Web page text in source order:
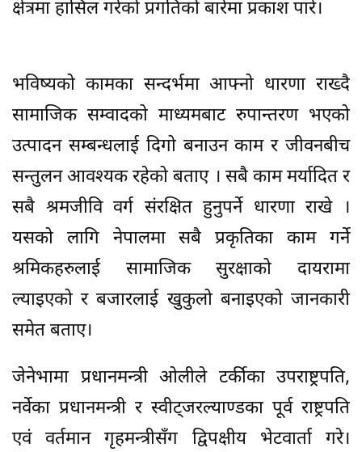
क्षेत्रमा हासिल गरेको प्रगतिको बारेमा प्रकाश पारे।
भविष्यको कामका सन्दर्भमा आफ्नो धारणा राख्दै
सामाजिक सम्वादको माध्यमबाट रुपान्तरण भएको
उत्पादन सम्बन्धलाई दिगो बनाउन काम र जीवनबीच
सन्तुलन आवश्यक रहेको बताए । सबै काम मर्यादित र
सबै श्रमजीवि वर्ग संरक्षित हुनुपर्ने धारणा राखे ।
यसको लागि नेपालमा सबै प्रकृतिका काम गर्ने
श्रमिकहरुलाई सामाजिक सुरक्षाको दायरामा
ल्याइएको र बजारलाई खुकुलो बनाइएको जानकारी
समेत बताए।
जेनेभामा प्रधानमन्त्री ओलीले टर्कीका उपराष्ट्रपति,
नर्वेका प्रधानमन्त्री र स्वीट्जरल्याण्डका पूर्व राष्ट्रपति
एवं वर्तमान गृहमन्त्रीसँग द्विपक्षीय भेटवार्ता गरे।